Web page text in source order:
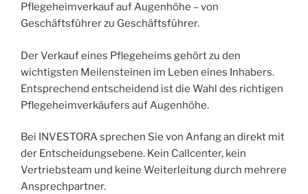
Pflegeheimverkauf auf Augenhöhe – von
Geschäftsführer zu Geschäftsführer.
Der Verkauf eines Pflegeheims gehört zu den
wichtigsten Meilensteinen im Leben eines Inhabers.
Entsprechend entscheidend ist die Wahl des richtigen
Pflegeheimverkäufers auf Augenhöhe.
Bei INVESTORA sprechen Sie von Anfang an direkt mit
der Entscheidungsebene. Kein Callcenter, kein
Vertriebsteam und keine Weiterleitung durch mehrere
Ansprechpartner.